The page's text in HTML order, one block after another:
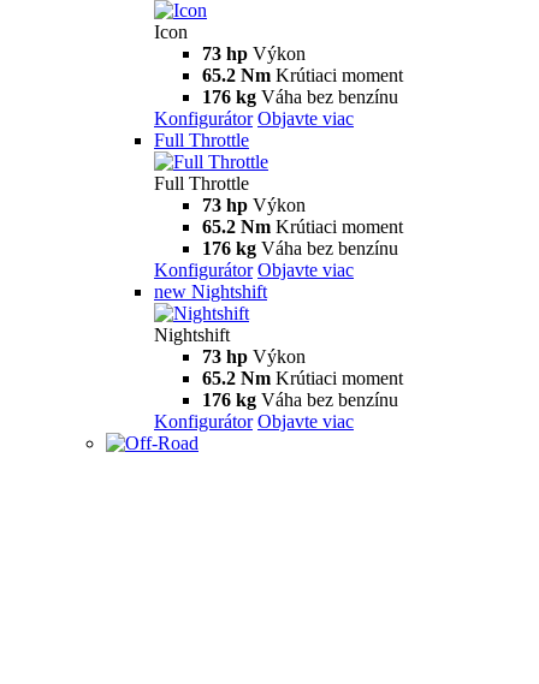
Icon
73 hp Výkon
65.2 Nm Krútiaci moment
176 kg Váha bez benzínu
Konfigurátor Objavte viac
Full Throttle
Full Throttle
73 hp Výkon
65.2 Nm Krútiaci moment
176 kg Váha bez benzínu
Konfigurátor Objavte viac
new Nightshift
Nightshift
73 hp Výkon
65.2 Nm Krútiaci moment
176 kg Váha bez benzínu
Konfigurátor Objavte viac